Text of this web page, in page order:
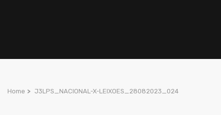
Home > J3LPS_NACIONAL-X-LEIXOES_28082023_024